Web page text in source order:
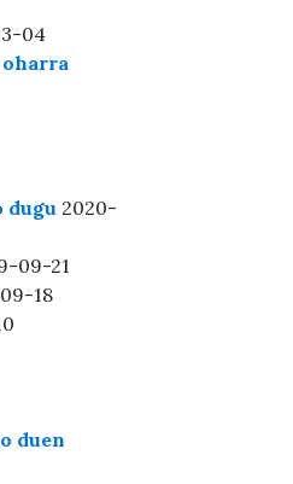
04
dugu 2020-
09-21
18
duen